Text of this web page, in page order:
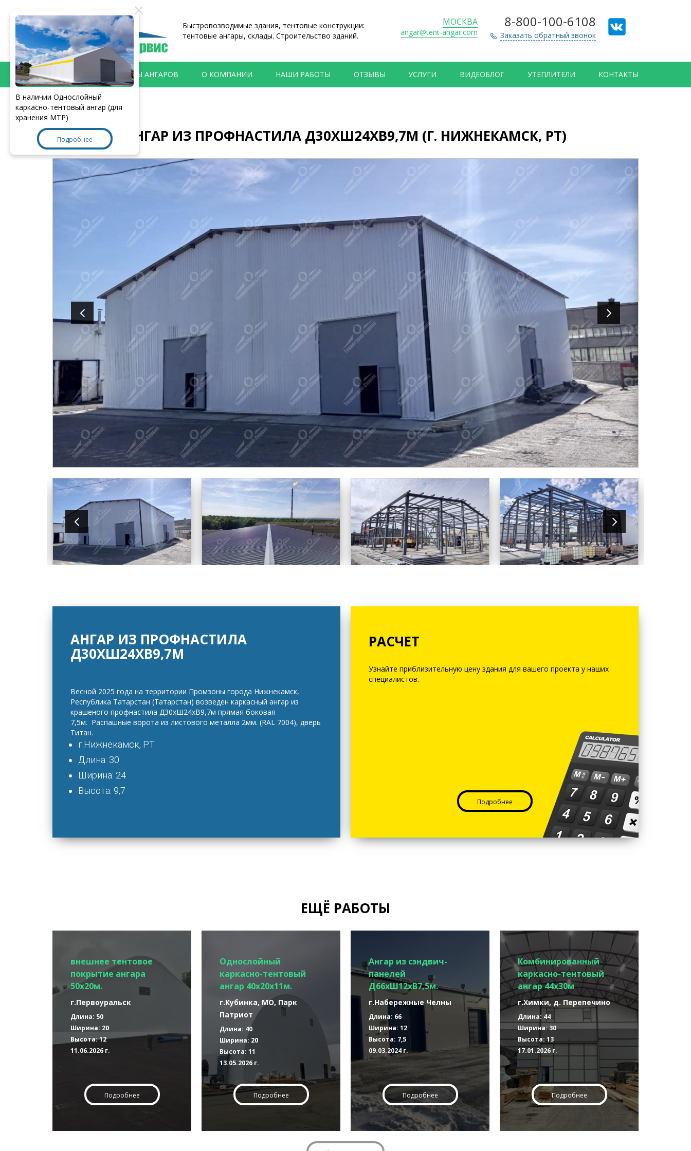
Быстровозводимые здания, тентовые конструкции:
тентовые ангары, склады. Строительство зданий.
МОСКВА
angar@tent-angar.com
8-800-100-6108
Заказать обратный звонок
ТИПЫ АНГАРОВ О КОМПАНИИ НАШИ РАБОТЫ ОТЗЫВЫ УСЛУГИ ВИДЕОБЛОГ УТЕПЛИТЕЛИ КОНТАКТЫ
Главная > Наши работы
АНГАР ИЗ ПРОФНАСТИЛА Д30ХШ24ХВ9,7М (Г. НИЖНЕКАМСК, РТ)
АНГАР ИЗ ПРОФНАСТИЛА
Д30ХШ24ХВ9,7М
Весной 2025 года на территории Промзоны города Нижнекамск,
Республика Татарстан (Татарстан) возведен каркасный ангар из
крашеного профнастила Д30хШ24хВ9,7м прямая боковая
7,5м. Распашные ворота из листового металла 2мм. (RAL 7004), дверь
Титан.
г.Нижнекамск, РТ
Длина: 30
Ширина: 24
Высота: 9,7
РАСЧЕТ
Узнайте приблизительную цену здания для вашего проекта у наших
специалистов.
Подробнее
ЕЩЁ РАБОТЫ
внешнее тентовое
покрытие ангара
50х20м.
г.Первоуральск
Длина: 50
Ширина: 20
Высота: 12
11.06.2026 г.
Подробнее
Однослойный
каркасно-тентовый
ангар 40х20х11м.
г.Кубинка, МО, Парк
Патриот
Длина: 40
Ширина: 20
Высота: 11
13.05.2026 г.
Подробнее
Ангар из сэндвич-
панелей
Д66хШ12хВ7,5м.
г.Набережные Челны
Длина: 66
Ширина: 12
Высота: 7,5
09.03.2024 г.
Подробнее
Комбинированный
каркасно-тентовый
ангар 44х30м
г.Химки, д. Перепечино
Длина: 44
Ширина: 30
Высота: 13
17.01.2026 г.
Подробнее
В наличии Однослойный
каркасно-тентовый ангар (для
хранения МТР)
Подробнее